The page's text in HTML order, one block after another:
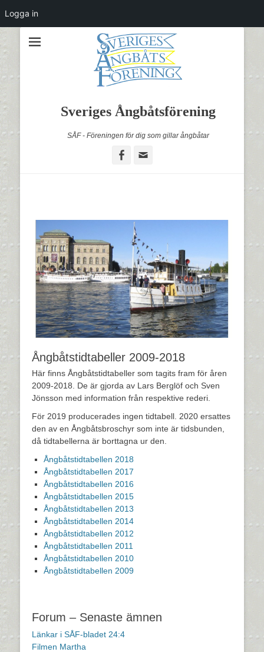
Sveriges Ångbåtsförening
SÅF - Föreningen för dig som gillar ångbåtar
Facebook
Ångbåtstidtabeller 2009-2018
Här finns Ångbåtstidtabeller som tagits fram för åren
2009-2018. De är gjorda av Lars Berglöf och Sven
Jönsson med information från respektive rederi.
För 2019 producerades ingen tidtabell. 2020 ersattes
den av en Ångbåtsbroschyr som inte är tidsbunden,
då tidtabellerna är borttagna ur den.
Ångbåtstidtabellen 2018
Ångbåtstidtabellen 2017
Ångbåtstidtabellen 2016
Ångbåtstidtabellen 2015
Ångbåtstidtabellen 2013
Ångbåtstidtabellen 2014
Ångbåtstidtabellen 2012
Ångbåtstidtabellen 2011
Ångbåtstidtabellen 2010
Ångbåtstidtabellen 2009
Forum – Senaste ämnen
Länkar i SÅF-bladet 24:4
Filmen Martha
Logga in